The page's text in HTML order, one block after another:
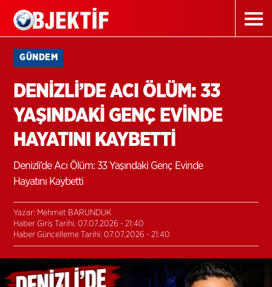
GÜNDEM
DENİZLİ’DE ACI ÖLÜM: 33
YAŞINDAKİ GENÇ EVİNDE
HAYATINI KAYBETTİ
Denizli’de Acı Ölüm: 33 Yaşındaki Genç Evinde
Hayatını Kaybetti
Yazar: Mehmet BARUNDUK
Haber Giriş Tarihi: 07.07.2026 - 21:40
Haber Güncelleme Tarihi: 07.07.2026 - 21:40